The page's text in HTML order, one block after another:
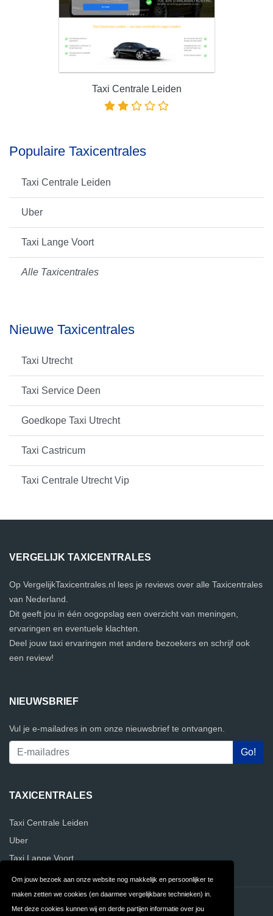
Om jouw bezoek aan onze website nog makkelijk en persoonlijker te
maken zetten we cookies (en daarmee vergelijkbare technieken) in.
Met deze cookies kunnen wij en derde partijen informatie over jou
Taxi Centrale Leiden
Populaire Taxicentrales
Taxi Centrale Leiden
Uber
Taxi Lange Voort
Alle Taxicentrales
Nieuwe Taxicentrales
Taxi Utrecht
Taxi Service Deen
Goedkope Taxi Utrecht
Taxi Castricum
Taxi Centrale Utrecht Vip
VERGELIJK TAXICENTRALES
Op VergelijkTaxicentrales.nl lees je reviews over alle Taxicentrales
van Nederland.
Dit geeft jou in één oogopslag een overzicht van meningen,
ervaringen en eventuele klachten.
Deel jouw taxi ervaringen met andere bezoekers en schrijf ook
een review!
NIEUWSBRIEF
Vul je e-mailadres in om onze nieuwsbrief te ontvangen.
TAXICENTRALES
Taxi Centrale Leiden
Uber
Taxi Lange Voort
Contact Privacy